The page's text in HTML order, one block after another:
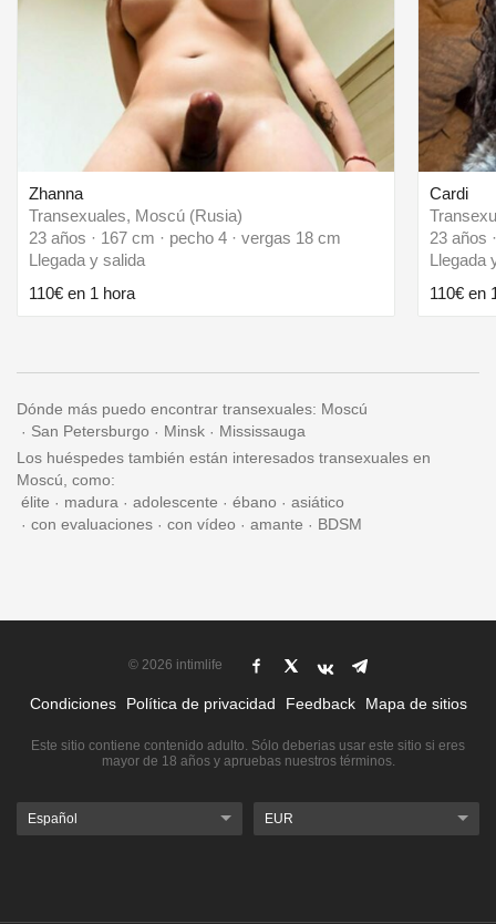
Zhanna
Transexuales, Moscú (Rusia)
23 años · 167 cm · pecho 4 · vergas 18 cm
Llegada y salida
110€ en 1 hora
Cardi
23 años
Llegada
110€ en
Dónde más puedo encontrar transexuales: Moscú
San Petersburgo
Minsk
Mississauga
Los huéspedes también están interesados transexuales en
Moscú, como:
élite
madura adolescente ébano
asiático
con evaluaciones
con vídeo amante BDSM
© 2026 intimlife
Condiciones Política de privacidad Feedback Mapa de sitios
Este sitio contiene contenido adulto. Sólo deberias usar este sitio si eres
mayor de 18 años y apruebas nuestros términos.
Español EUR